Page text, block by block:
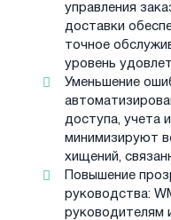
управления
доставки
точное
уровень
Уменьшение
доступа, учета
минимизируют
хищений,
Повышение
руководства:
руководителям